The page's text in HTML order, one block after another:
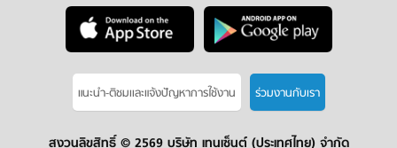
แนะนำ-ติชมเเละแจ้งปัญหาการใช้งาน ร่วมงานกับเรา